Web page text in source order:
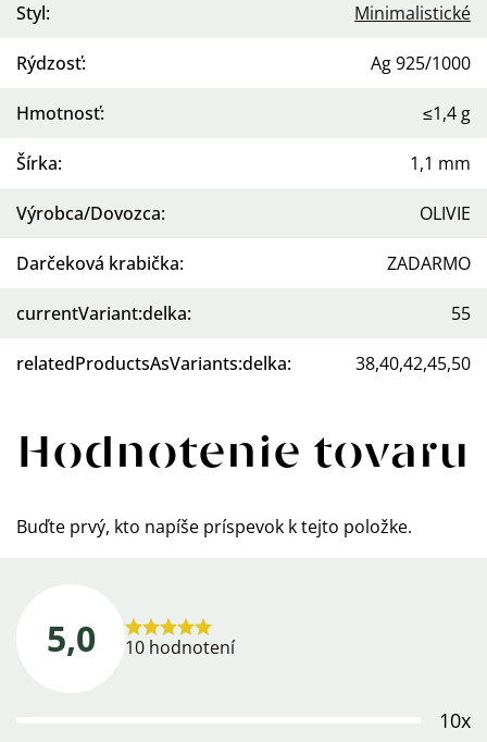
Styl: Minimalistické
Rýdzosť: Ag 925/1000
Hmotnosť: ≤1,4 g
Šírka: 1,1 mm
Výrobca/Dovozca: OLIVIE
Darčeková krabička: ZADARMO
currentVariant:delka: 55
relatedProductsAsVariants:delka: 38,40,42,45,50
Hodnotenie tovaru
Buďte prvý, kto napíše príspevok k tejto položke.
5,0
Priemerné
10 hodnotení
10x